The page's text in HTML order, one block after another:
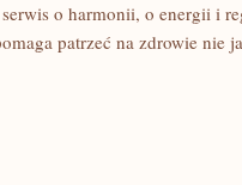
o harmonii, o energii i
patrzeć na zdrowie nie